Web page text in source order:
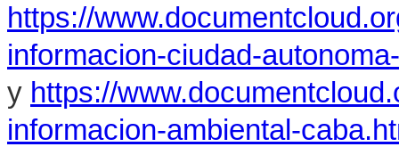
https://
informacion-ciudad-
y https://
informacion-ambiental-